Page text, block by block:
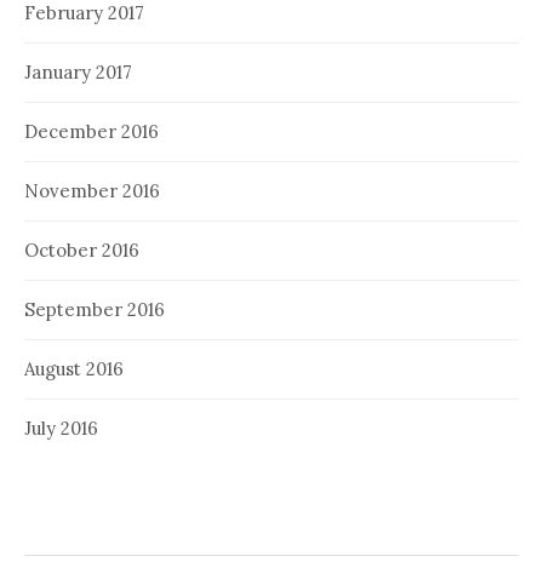
February 2017
January 2017
December 2016
November 2016
October 2016
September 2016
August 2016
July 2016